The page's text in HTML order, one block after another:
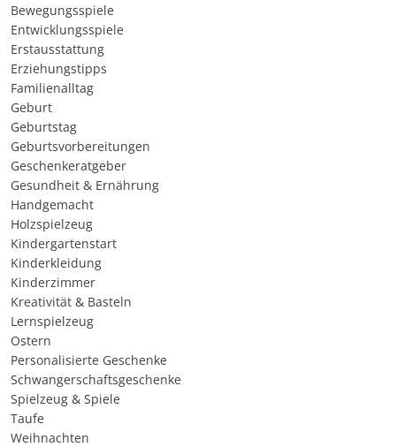
Bewegungsspiele
Entwicklungsspiele
Erstausstattung
Erziehungstipps
Familienalltag
Geburt
Geburtstag
Geburtsvorbereitungen
Geschenkeratgeber
Gesundheit & Ernährung
Handgemacht
Holzspielzeug
Kindergartenstart
Kinderkleidung
Kinderzimmer
Kreativität & Basteln
Lernspielzeug
Ostern
Personalisierte Geschenke
Schwangerschaftsgeschenke
Spielzeug & Spiele
Taufe
Weihnachten